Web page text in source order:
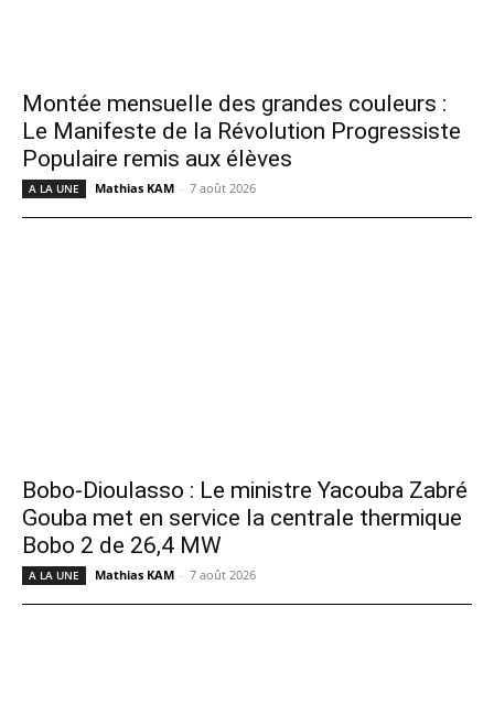
Montée mensuelle des grandes couleurs :
Le Manifeste de la Révolution Progressiste
Populaire remis aux élèves
A LA UNE Mathias KAM - 7 août 2026
Bobo-Dioulasso : Le ministre Yacouba Zabré
Gouba met en service la centrale thermique
Bobo 2 de 26,4 MW
A LA UNE Mathias KAM - 7 août 2026